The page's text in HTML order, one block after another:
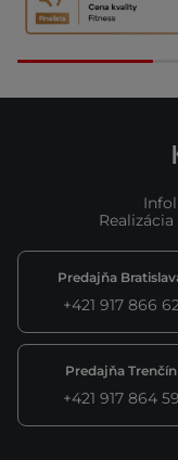
Predajňa
+421 917 866
Predajňa Trenčín
+421 917 864